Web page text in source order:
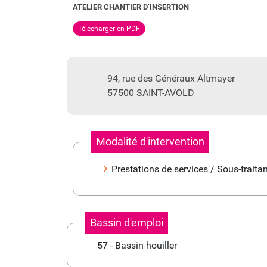
ATELIER CHANTIER D’INSERTION
Télécharger en PDF
94, rue des Généraux Altmayer
57500 SAINT-AVOLD
Modalité d'intervention
Prestations de services / Sous-
Bassin d'emploi
57 - Bassin houiller